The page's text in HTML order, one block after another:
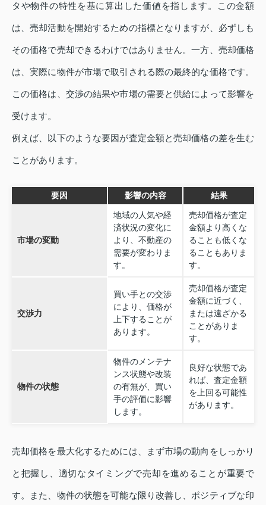
タや物件の特性を基に算出した価値を指します。この金額
は、売却活動を開始するための指標となりますが、必ずしも
その価格で売却できるわけではありません。一方、売却価格
は、実際に物件が市場で取引される際の最終的な価格です。
この価格は、交渉の結果や市場の需要と供給によって影響を
受けます。
例えば、以下のような要因が査定金額と売却価格の差を生む
ことがあります。
要因 影響の内容 結果
市場の変動
地域の人気や経
済状況の変化に
より、不動産の
需要が変わりま
す。
売却価格が査定
金額より高くな
ることも低くな
ることもありま
す。
交渉力
買い手との交渉
により、価格が
上下することが
あります。
売却価格が査定
金額に近づく、
または遠ざかる
ことがありま
す。
物件の状態
物件のメンテナ
ンス状態や改装
の有無が、買い
手の評価に影響
します。
良好な状態であ
れば、査定金額
を上回る可能性
があります。
売却価格を最大化するためには、まず市場の動向をしっかり
と把握し、適切なタイミングで売却を進めることが重要で
す。また、物件の状態を可能な限り改善し、ポジティブな印